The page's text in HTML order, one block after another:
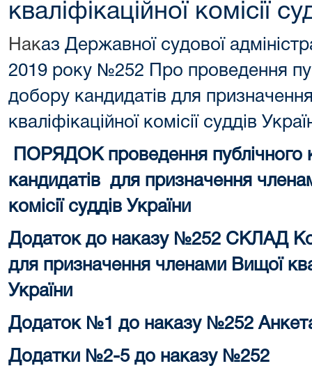
кваліфікаційної комісії
Наказ Державної судової
2019 року №252 Про проведення
добору кандидатів для
кваліфікаційної комісії суддів
ПОРЯДОК проведення
кандидатів для призначення
комісії суддів України
Додаток до наказу №252 СКЛАД
для призначення членами Вищої
України
Додаток №1 до наказу №252
Додатки №2-5 до наказу №252